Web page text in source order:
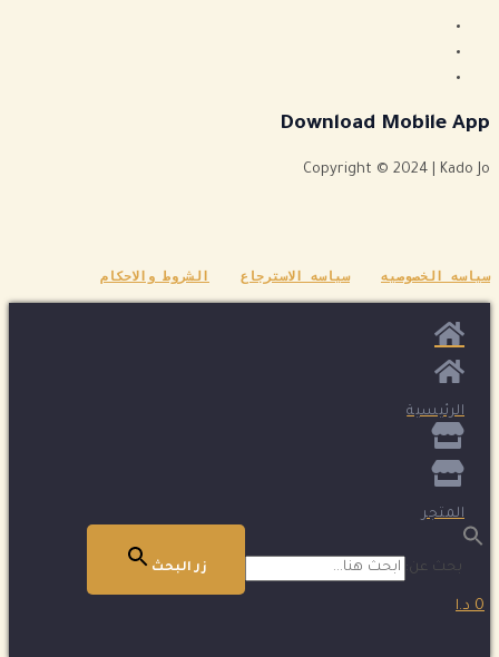
Download Mobile App
Copyright © 2024 | Kado Jo
سياسه الخصوصيه سياسه الاسترجاع الشروط والاحكام
الرئيسية
المتجر
بحث عن: زر البحث
0 د.ا